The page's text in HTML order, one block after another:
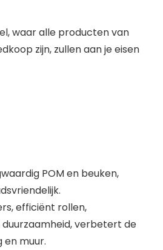
waar alle producten van
zijn, zullen aan je eisen
POM en beuken,
efficiënt rollen,
verbetert de
en muur.